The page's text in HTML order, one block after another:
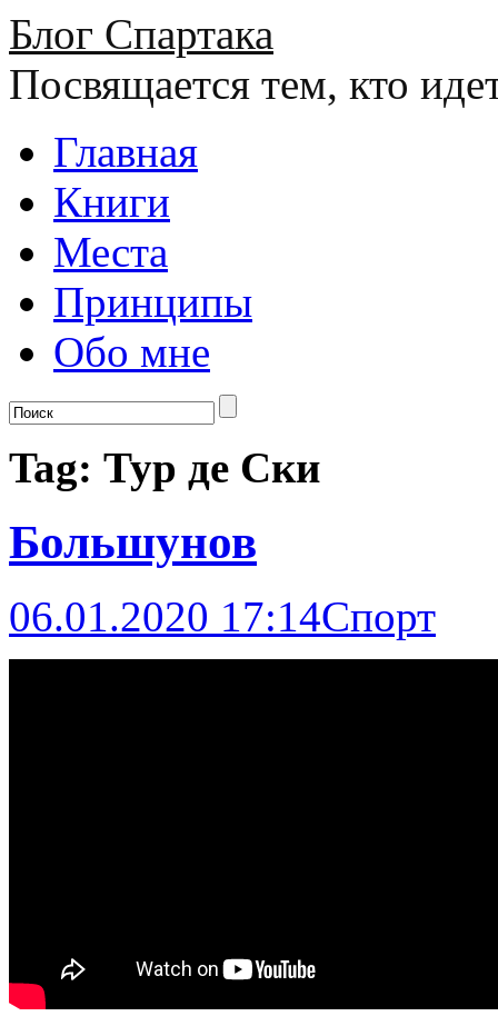
Блог Спартака
Посвящается тем, кто
Главная
Книги
Места
Принципы
Обо мне
Tag: Тур де Ски
Большунов
06.01.2020 17:14Спорт